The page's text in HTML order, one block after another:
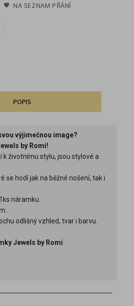
NA SEZNAM PŘÁNÍ
POPIS
výjimečnou image?
by Romi!
k životnímu stylu, jsou stylové a
se hodí jak na běžné nošení, tak i
náramku.
odlišný vzhled, tvar i barvu.
Jewels by Romi